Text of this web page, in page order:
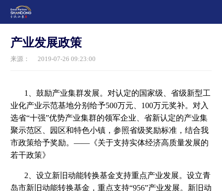
产业发展政策
来源： 2019-07-26 09:23:00
1、鼓励产业集群发展。对认定的国家级、省级新型工
业化产业示范基地分别给予500万元、100万元奖补。对入
选省“十强”优势产业集群的领军企业、省新认定的产业集
聚示范区、园区和特色小镇，参照省级奖励标准，结合我
市政策给予奖励。——《关于支持实体经济高质量发展的
若干政策》
2、设立新旧动能转换基金支持重点产业发展。设立青
岛市新旧动能转换基金，重点支持“956”产业发展。新旧动